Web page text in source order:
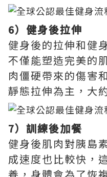
6）健身後拉伸
健身後的拉伸和健
不僅能塑造完美的
肉僵硬帶來的傷害
靜態拉伸為主，大
7）訓練後加餐
健身後肌肉對胰島
成速度也比較快，